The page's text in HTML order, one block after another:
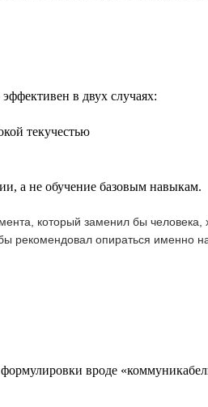
в двух случаях:
текучестью
а не обучение базовым навыкам.
который заменил бы
рекомендовал опираться именно
вроде